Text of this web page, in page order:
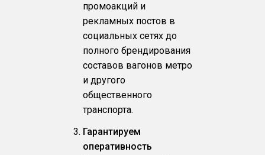
промоакций и
рекламных постов в
социальных сетях до
полного брендирования
составов вагонов метро
и другого
общественного
транспорта.
Гарантируем
оперативность